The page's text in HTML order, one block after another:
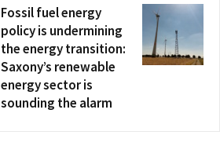
Fossil fuel energy
policy is undermining
the energy transition:
Saxony’s renewable
energy sector is
sounding the alarm